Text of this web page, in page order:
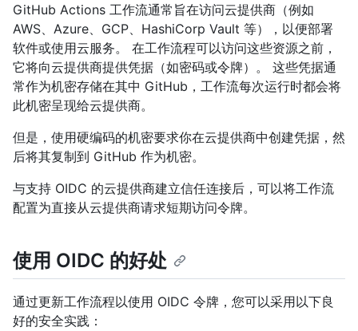
GitHub Actions 工作流通常旨在访问云提供商（例如
AWS、Azure、GCP、HashiCorp Vault 等），以便部署
软件或使用云服务。 在工作流程可以访问这些资源之前，
它将向云提供商提供凭据（如密码或令牌）。 这些凭据通
常作为机密存储在其中 GitHub，工作流每次运行时都会将
此机密呈现给云提供商。
但是，使用硬编码的机密要求你在云提供商中创建凭据，然
后将其复制到 GitHub 作为机密。
与支持 OIDC 的云提供商建立信任连接后，可以将工作流
配置为直接从云提供商请求短期访问令牌。
使用 OIDC 的好处
通过更新工作流程以使用 OIDC 令牌，您可以采用以下良
好的安全实践：